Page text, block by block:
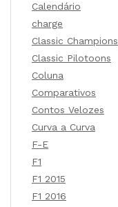
Calendário
charge
Classic Champions
Classic Pilotoons
Coluna
Comparativos
Contos Velozes
Curva a Curva
F-E
F1
F1 2015
F1 2016